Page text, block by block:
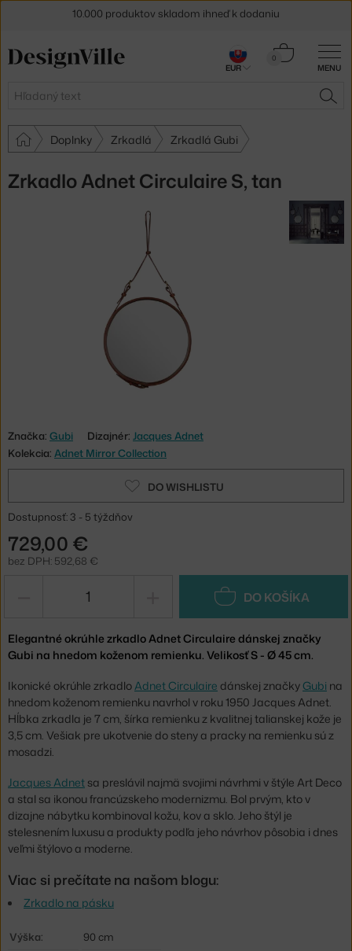
MENU
Hľadať
0
Košík
Doplnky Zrkadlá Zrkadlá Gubi
Zrkadlo Adnet Circulaire S, tan
Značka: Gubi Dizajnér: Jacques Adnet
Kolekcia: Adnet Mirror Collection
DO WISHLISTU
Dostupnosť: 3 - 5 týždňov
729,00 €
bez DPH: 592,68 €
DO KOŠÍKA
Elegantné okrúhle zrkadlo Adnet Circulaire dánskej značky
Gubi na hnedom koženom remienku. Velikosť S - Ø 45 cm.
Ikonické okrúhle zrkadloAdnet Circulaire dánskej značky Gubi na
hnedom koženom remienku navrhol v roku 1950 Jacques Adnet.
Hĺbka zrkadla je 7 cm, šírka remienku z kvalitnej talianskej kože je
3,5 cm. Vešiak pre ukotvenie do steny a pracky na remienku sú z
mosadzi.
Jacques Adnet sa preslávil najmä svojimi návrhmi v štýle Art Deco
a stal sa ikonou francúzskeho modernizmu. Bol prvým, kto v
dizajne nábytku kombinoval kožu, kov a sklo. Jeho štýl je
stelesnením luxusu a produkty podľa jeho návrhov pôsobia i dnes
veľmi štýlovo a moderne.
Viac si prečítate na našom blogu:
Zrkadlo na pásku
Výška:
90 cm
30 dní na vrátenie tovaru
EUR